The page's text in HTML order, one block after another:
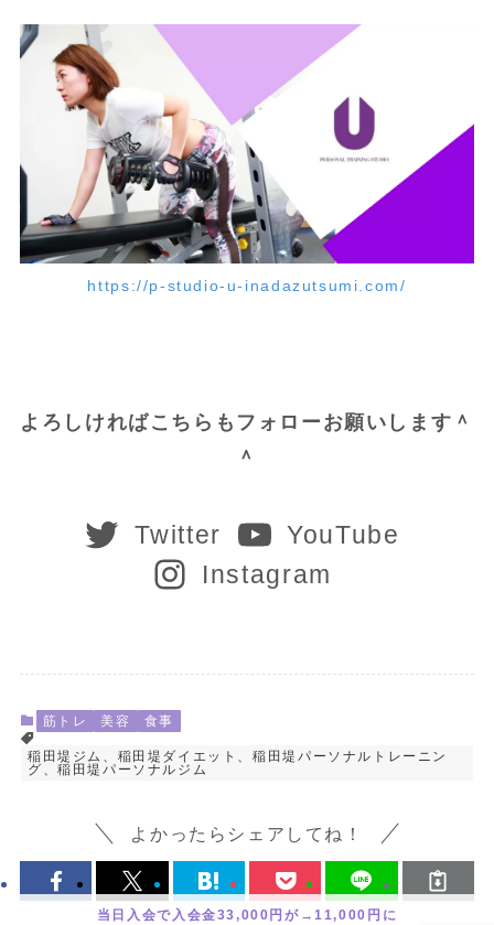
https://p-studio-u-inadazutsumi.com/
よろしければこちらもフォローお願いします＾
＾
Twitter
YouTube
Instagram
筋トレ 美容 食事
稲田堤ジム、稲田堤ダイエット、稲田堤パーソナルトレーニン
グ、稲田堤パーソナルジム
よかったらシェアしてね！
当日入会で入会金33,000円が→11,000円に